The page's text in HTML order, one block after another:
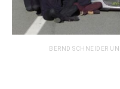
BERND SCHNEIDER